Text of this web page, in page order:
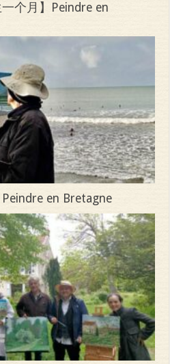
个月】Peindre en
en Bretagne